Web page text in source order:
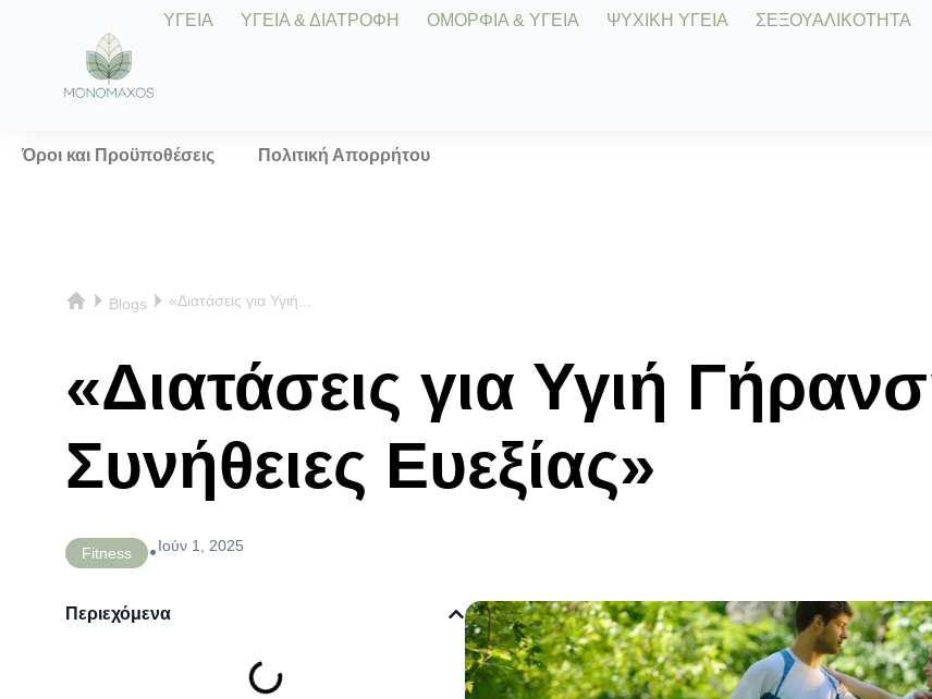
ΥΓΕΙΑ ΥΓΕΙΑ & ΔΙΑΤΡΟΦΗ ΟΜΟΡΦΙΑ & ΥΓΕΙΑ ΨΥΧΙΚΗ ΥΓΕΙΑ ΣΕΞΟΥΑΛΙΚΟΤΗΤΑ
Όροι και Προϋποθέσεις Πολιτική Απορρήτου
Blogs «Διατάσεις για Υγιή...
«Διατάσεις για Υγιή
Συνήθειες Ευεξίας»
Fitness •Ιούν 1, 2025
Περιεχόμενα